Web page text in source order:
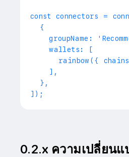
{
groupName:
   wallets: [
rainbow({
   ],
},
0.2.x ความเปลี่ยน